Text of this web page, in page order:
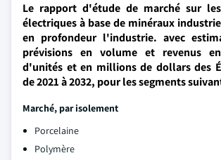
Le rapport d'étude de marché sur
électriques à base de minéraux
en profondeur l'industrie. avec
prévisions en volume et revenus
d'unités et en millions de dollars des
de 2021 à 2032, pour les segments
Marché, par isolement
Porcelaine
Polymère